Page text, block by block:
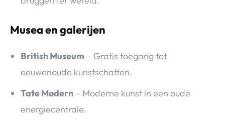
Musea en galerijen
British Museum – Gratis toegang tot
eeuwenoude kunstschatten.
Tate Modern – Moderne kunst in een oude
energiecentrale.